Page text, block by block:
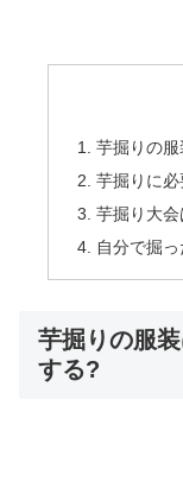
芋掘りの
芋掘りに必
芋掘り大
自分で掘
芋掘りの服
する?